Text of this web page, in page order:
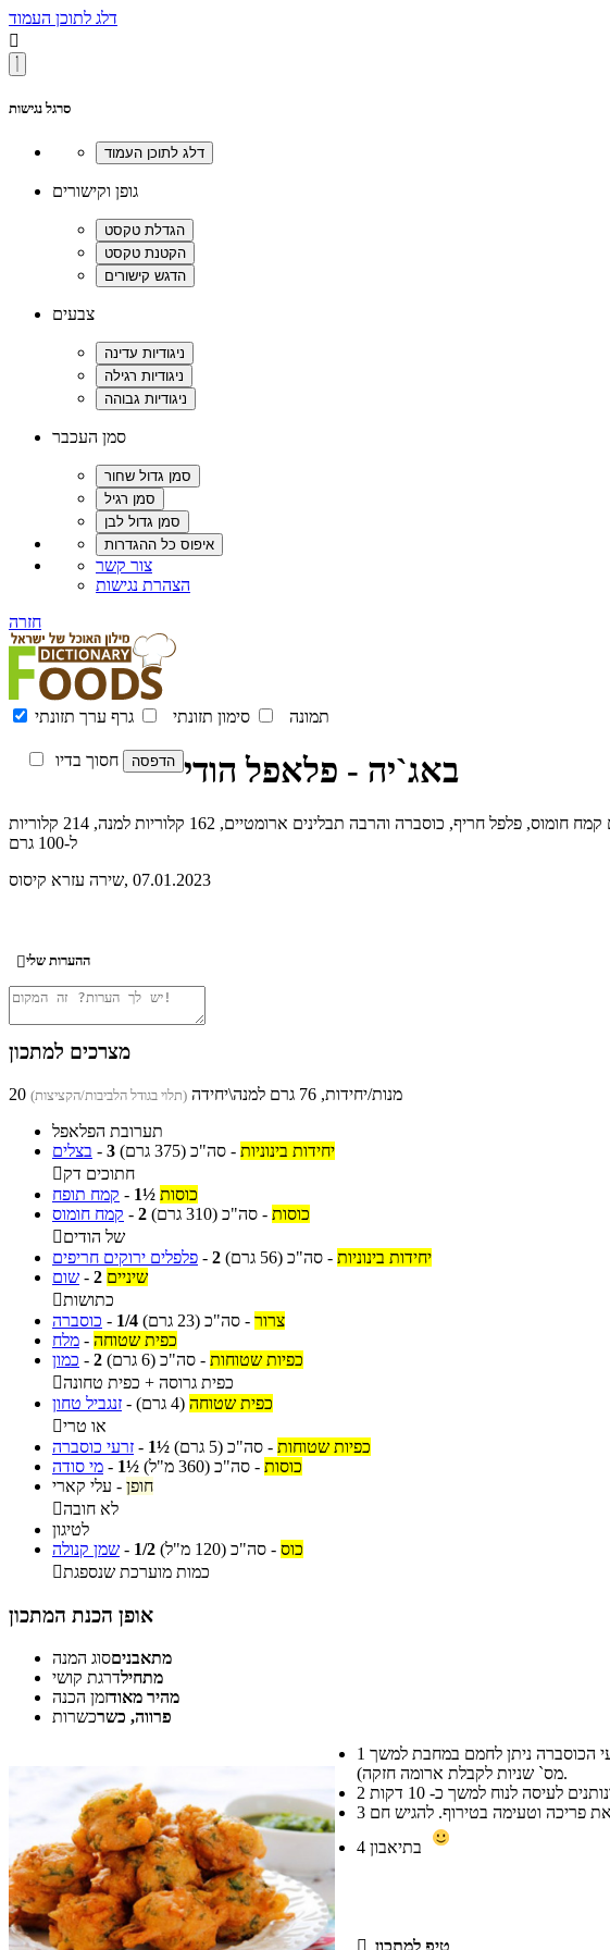
דלג לתוכן העמוד

סרגל נגישות
גופן וקישורים
צבעים
סמן העכבר
צור קשר
הצהרת נגישות
חזרה
תמונה סימון תזונתי גרף ערך תזונתי
חסוך בדיו באג`יה - פלאפל הודי
באג`יה (או באג`י) היא מנת פתיחה שסבתי נהגה להכין בשבתות ובחגים - מעין פלאפל הודי (או לביבות בצל מטוגנות) פיקנטי עם קמח חומוס, פלפל חריף, כוסברה והרבה תבלינים ארומטיים, 162 קלוריות למנה, 214 קלוריות
ל-100 גרם
שירה עזרא קיסוס, 07.01.2023
ההערות שלי
מצרכים למתכון
20 מנות/יחידות, 76 גרם למנה\יחידה (תלוי בגודל הלביבות/הקציצות)
תערובת הפלאפל
בצלים - 3 יחידות בינוניות - סה"כ (375 גרם)
חתוכים דק
קמח תופח - 1½ כוסות
קמח חומוס - 2 כוסות - סה"כ (310 גרם)
של הודים
פלפלים ירוקים חריפים - 2 יחידות בינוניות - סה"כ (56 גרם)
שום - 2 שיניים
כתושות
כוסברה - 1/4 צרור - סה"כ (23 גרם)
מלח - כפית שטוחה
כמון - 2 כפיות שטוחות - סה"כ (6 גרם)
כפית גרוסה + כפית טחונה
זנגביל טחון - כפית שטוחה (4 גרם)
או טרי
זרעי כוסברה - 1½ כפיות שטוחות - סה"כ (5 גרם)
מי סודה - 1½ כוסות - סה"כ (360 מ"ל)
עלי קארי - חופן
לא חובה
לטיגון
שמן קנולה - 1/2 כוס - סה"כ (120 מ"ל)
כמות מוערכת שנספגת
אופן הכנת המתכון
מתאבניםסוג המנה
מתחילדרגת קושי
מהיר מאודזמן הכנה
פרווה, כשרכשרות
1
מס` שניות לקבלת ארומה חזקה).
2
3
4
 טיפ למתכון